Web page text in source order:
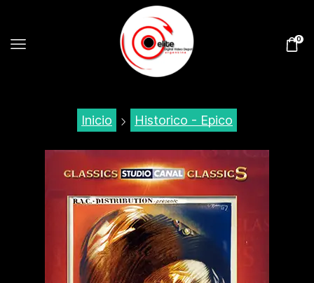
0
Inicio Historico - Epico